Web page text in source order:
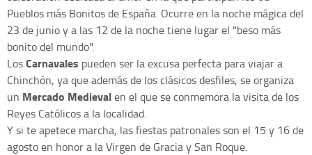
Pueblos más Bonitos de España. Ocurre en la noche mágica del
23 de junio y a las 12 de la noche tiene lugar el "beso más
bonito del mundo".
LosCarnavales pueden ser la excusa perfecta para viajar a
Chinchón, ya que además de los clásicos desfiles, se organiza
un Mercado Medievalen el que se conmemora la visita de los
Reyes Católicos a la localidad.
Y si te apetece marcha, las fiestas patronales son el 15 y 16 de
agosto en honor a la Virgen de Gracia y San Roque.